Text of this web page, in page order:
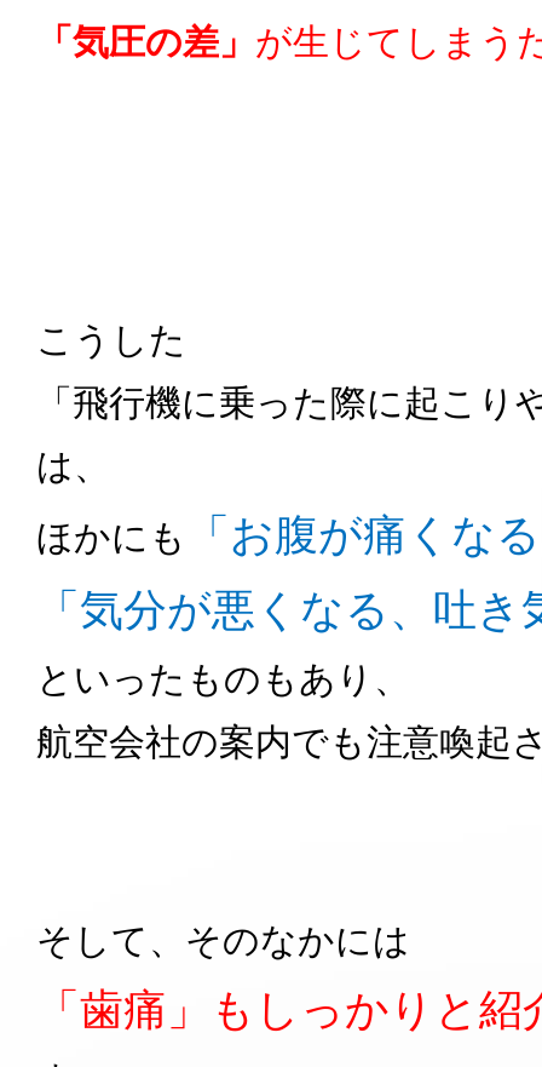
「気圧の差」 が生じてしまう
こうした
「飛行機に乗った際に起こり
は、
ほかにも
「お腹が痛くな
「気分が悪くなる、吐
といったものもあり、
航空会社の案内でも注意喚起
そして、そのなかには
「歯痛」もしっかりと